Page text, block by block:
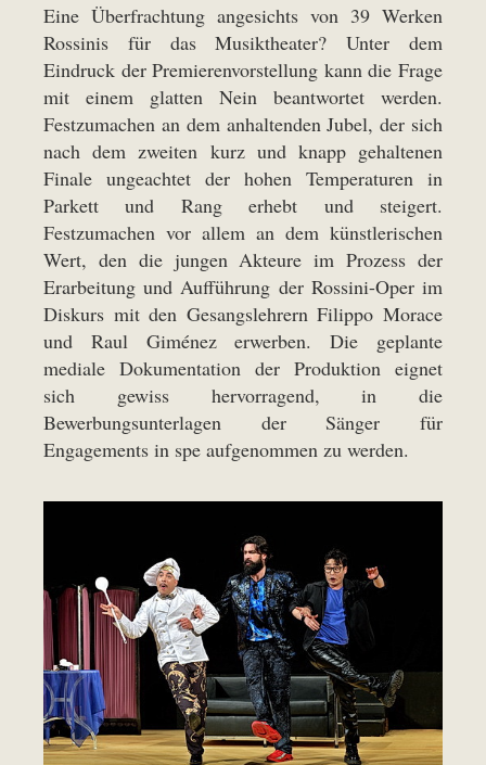
Eine Überfrachtung angesichts von 39 Werken
Rossinis für das Musiktheater? Unter dem
Eindruck der Premierenvorstellung kann die Frage
mit einem glatten Nein beantwortet werden.
Festzumachen an dem anhaltenden Jubel, der sich
nach dem zweiten kurz und knapp gehaltenen
Finale ungeachtet der hohen Temperaturen in
Parkett und Rang erhebt und steigert.
Festzumachen vor allem an dem künstlerischen
Wert, den die jungen Akteure im Prozess der
Erarbeitung und Aufführung der Rossini-Oper im
Diskurs mit den Gesangslehrern Filippo Morace
und Raul Giménez erwerben. Die geplante
mediale Dokumentation der Produktion eignet
sich gewiss hervorragend, in die
Bewerbungsunterlagen der Sänger für
Engagements in spe aufgenommen zu werden.